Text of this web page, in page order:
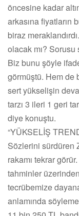
öncesine kadar
arkasına fiyatların
biraz
olacak mı?
Biz bunu şöyle
görmüştü. Hem de
sert yükselişin
tarzı 3 ileri 1 geri
diye konuştu.
“YÜKSELİŞ
Sözlerini sürdüren
rakamı tekrar
tahminler
tecrübemize
anlamında